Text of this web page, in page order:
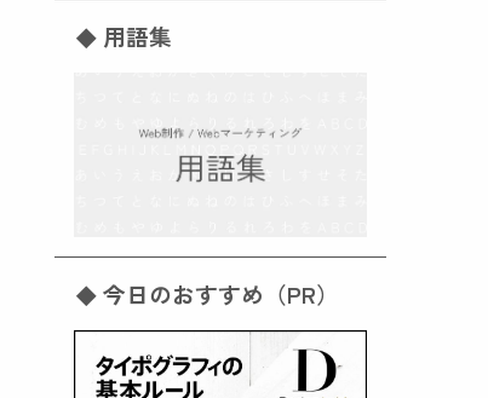
用語集
今日のおすすめ（PR）